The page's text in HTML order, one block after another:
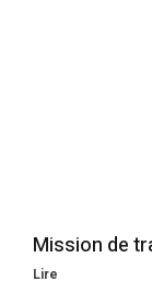
Mission de
Lire